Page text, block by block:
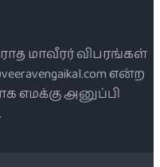
மாவீரர் விபரங்கள்
என்ற
எமக்கு அனுப்பி